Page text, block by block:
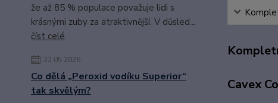
že až 85 % populace považuje lidi s
krásnými zuby za atraktivnější. V důsled...
číst celé
22.05.2026
Co dělá „Peroxid vodíku Superior“
tak skvělým?
Cavex